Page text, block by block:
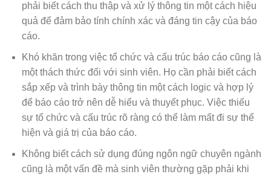
phải biết cách thu thập và xử lý thông tin một cách hiệu
quả để đảm bảo tính chính xác và đáng tin cậy của báo
cáo.
Khó khăn trong việc tổ chức và cấu trúc báo cáo cũng là
một thách thức đối với sinh viên. Họ cần phải biết cách
sắp xếp và trình bày thông tin một cách logic và hợp lý
để báo cáo trở nên dễ hiểu và thuyết phục. Việc thiếu
sự tổ chức và cấu trúc rõ ràng có thể làm mất đi sự thể
hiện và giá trị của báo cáo.
Không biết cách sử dụng đúng ngôn ngữ chuyên ngành
cũng là một vấn đề mà sinh viên thường gặp phải khi